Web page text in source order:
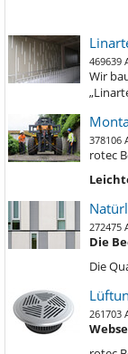
469639
Wir
378106
rotec
272475
Die
Die
261703